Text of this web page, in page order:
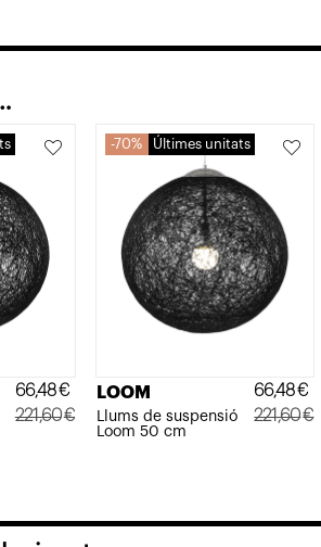
221,60€
era:
66,48€
és:
70% Últimes unitats
LOOM
Llums de suspensió
Loom 50 cm
221,60€
era:
66,48€
és: